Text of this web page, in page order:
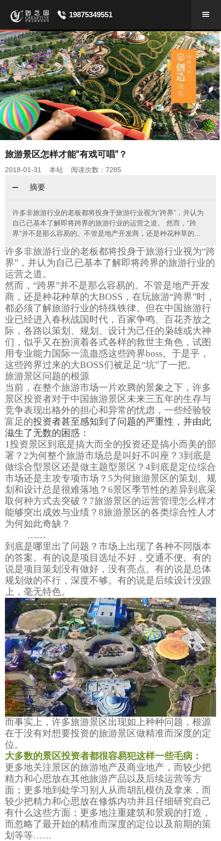
19875349551
旅游景区怎样才能“有戏可唱”？
2018-01-31 本站 阅读次数：7285
摘要
许多非旅游行业的老板都将投身于旅游行业视为“跨界”，并认为
自己已基本了解即将跨界的旅游行业的运营之道。 然而，“跨
界”并不是那么容易的。不管是地产开发商，还是种花种草的...
许多非旅游行业的老板都将投身于旅游行业视为“跨
界”，并认为自己已基本了解即将跨界的旅游行业的
运营之道。
然而，“跨界”并不是那么容易的。不管是地产开发
商，还是种花种草的大BOSS ，在玩旅游“跨界”时，
都必须了解旅游行业的特殊铁律。但在中国旅游行
业已经进入春秋战国时代，百家争鸣、百花齐放之
际，各路以策划、规划、设计为己任的枭雄或大神
们，似乎又在扮演着各式各样的救世主角色，试图
用专业能力国际一流蛊惑这些跨界boss。于是乎，
这些跨界过来的大BOSS们被足足“坑”了一把。
旅游景区问题的根源
当前，在整个旅游市场一片欢腾的景象之下，许多
景区投资者对于中国旅游景区未来三五年的生存与
竞争表现出格外的担心和异常的忧虑，一些经验较
富足的投资者甚至感知到了问题的严重性，并由此
滋生了无数的困惑：
1投资景区到底是搞大而全的投资还是搞小而美的部
署？ 2为何整个旅游市场总是叫好不叫座？ 3到底是
做综合型景区还是做主题型景区？ 4到底是定位综合
市场还是主攻专项市场？ 5为何旅游景区的策划、规
划和设计总是很难落地？ 6景区季节性的差异到底采
取何种方式去突破？ 7旅游景区的运营管理怎么样才
能够突出成效与业绩？ 8旅游景区的各类综合性人才
为何如此奇缺？
……
到底是哪里出了问题？市场上出现了各种不同版本
的答案。有的说是项目选址不好，交通不便。有的
说是项目策划没有做好，没有亮点。有的说是总体
规划做的不行，深度不够。有的说是后续设计没跟
上，毫无特色。
而事实上，许多旅游景区出现如上种种问题，根源
在于没有对想要投资的旅游景区做精准而深度的定
位。
大多数的景区投资者都很容易犯这样一些毛病：
更多地关注景区的旅游地产及商业地产，而较少把
精力和心思放在其他旅游产品以及后续运营等方
面；更多地到处学习别人从而胡乱模仿及拿来，而
较少把精力和心思放在修炼内功并且仔细研究自己
有什么这些方面；更多地注重建筑和景观的打造，
而忽略了最开始的精准而深度的定位以及前期的策
划等等……